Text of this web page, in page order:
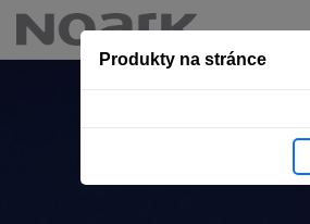
Produkty na stránce